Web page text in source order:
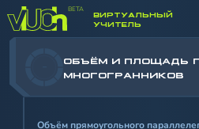
ВИРТУАЛЬНЫЙ
УЧИТЕЛЬ
ОБЪЁМ И ПЛОЩАДЬ
МНОГОГРАННИКОВ
Объём прямоугольного